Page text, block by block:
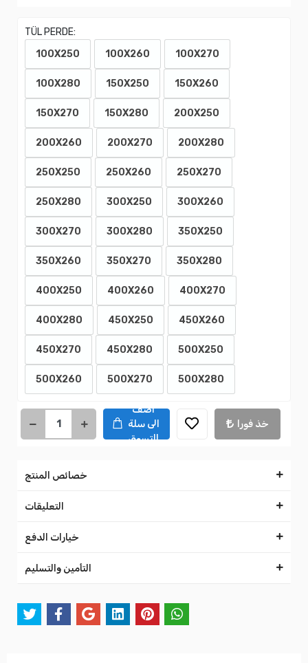
TÜL PERDE:
100X250
100X260 100X270
100X280 150X250 150X260
150X270 150X280 200X250
200X260 200X270 200X280
250X250 250X260 250X270
250X280 300X250 300X260
300X270 300X280 350X250
350X260 350X270 350X280
400X250 400X260 400X270
400X280 450X250 450X260
450X270 450X280 500X250
500X260 500X270 500X280
اضف
الى سلة
التسوق
خذ فورا
خصائص المنتج
التعليقات
خيارات الدفع
التأمين والتسليم